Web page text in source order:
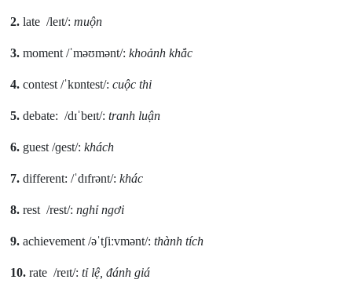
2. late /leɪt/:muộn
3. moment /ˈməʊmənt/:khoảnh khắc
4. contest /ˈkɒntest/:cuộc thi
5. debate: /dɪˈbeɪt/:tranh luận
6. guest /ɡest/:khách
7. different: /ˈdɪfrənt/:khác
8. rest /rest/:nghỉ ngơi
9. achievement /əˈtʃiːvmənt/:thành tích
10. rate /reɪt/:tỉ lệ, đánh giá